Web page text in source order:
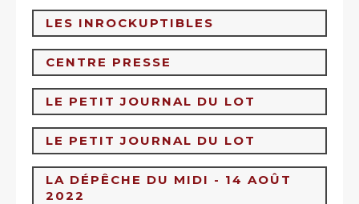
LES INROCKUPTIBLES
CENTRE PRESSE
LE PETIT JOURNAL DU LOT
LE PETIT JOURNAL DU LOT
LA DÉPÊCHE DU MIDI - 14 AOÛT
2022